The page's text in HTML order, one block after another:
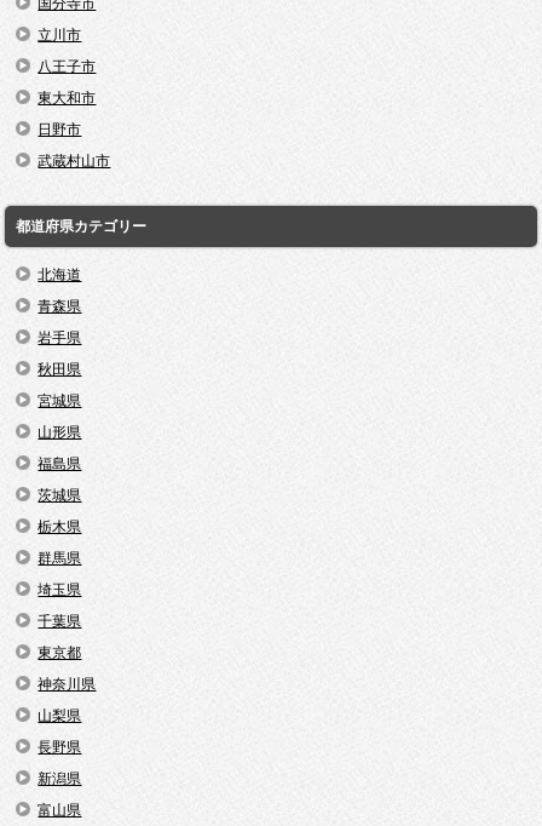
立川市
八王子市
東大和市
日野市
武蔵村山市
都道府県カテゴリー
北海道
青森県
岩手県
秋田県
宮城県
山形県
福島県
茨城県
栃木県
群馬県
埼玉県
千葉県
東京都
神奈川県
山梨県
長野県
新潟県
富山県